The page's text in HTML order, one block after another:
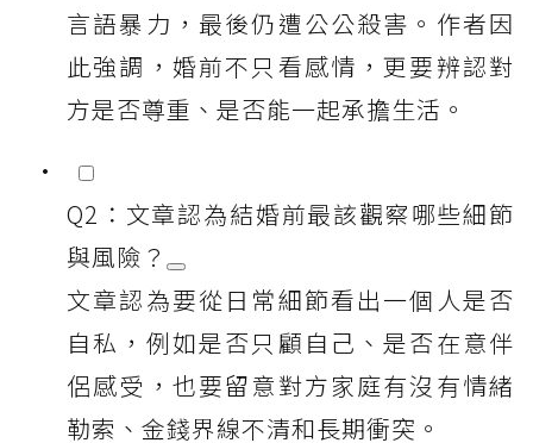
言語暴力，最後仍遭公公殺害。作者因
此強調，婚前不只看感情，更要辨認對
方是否尊重、是否能一起承擔生活。
Q2：文章認為結婚前最該觀察哪些細節
與風險？
文章認為要從日常細節看出一個人是否
自私，例如是否只顧自己、是否在意伴
侶感受，也要留意對方家庭有沒有情緒
勒索、金錢界線不清和長期衝突。